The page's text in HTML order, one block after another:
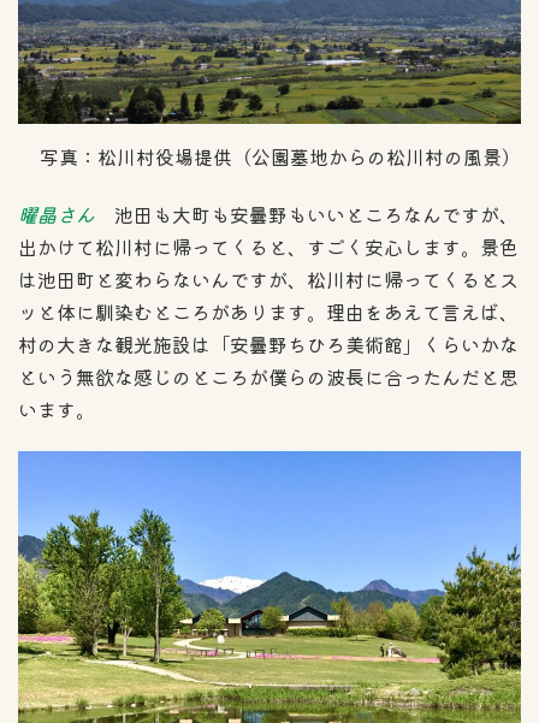
写真：松川村役場提供（公園墓地からの松川村の風景）
曜晶さん 池田も大町も安曇野もいいところなんですが、
出かけて松川村に帰ってくると、すごく安心します。景色
は池田町と変わらないんですが、松川村に帰ってくるとス
ッと体に馴染むところがあります。理由をあえて言えば、
村の大きな観光施設は「安曇野ちひろ美術館」くらいかな
という無欲な感じのところが僕らの波長に合ったんだと思
います。